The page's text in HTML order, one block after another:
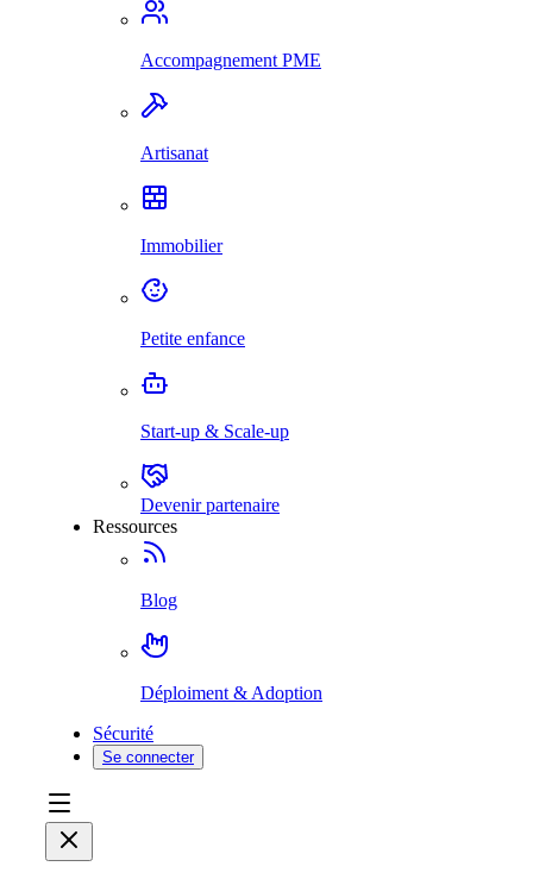
Accompagnement PME
Artisanat
Immobilier
Petite enfance
Start-up & Scale-up
Devenir partenaire
Ressources
Blog
Déploiment & Adoption
Sécurité
Se connecter